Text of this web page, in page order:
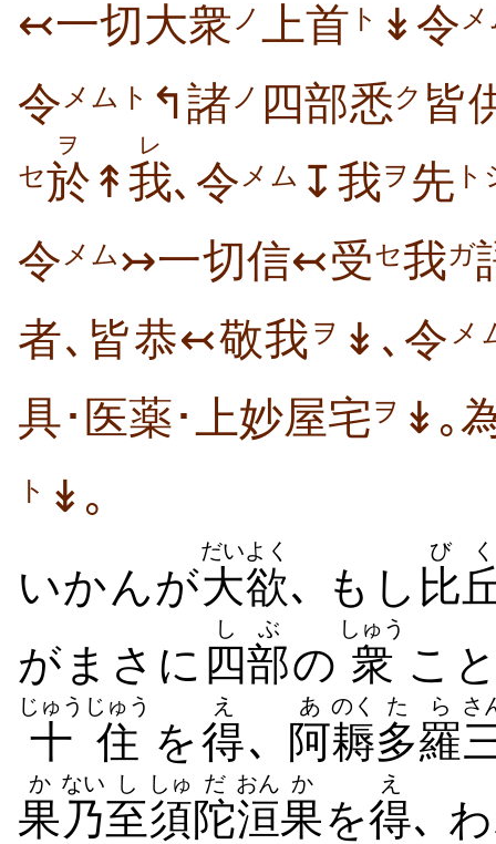
↢一切大衆 ノ 上首 ト ↡令
令 メムト ↰諸 ノ 四部悉ク 皆
セ於
ヲ
↟我
レ
､令 メム ↧我ヲ 先
令 メム↣一切信↢受セ我ガ
者､皆恭↢敬我 ヲ ↡､令 メ
具･医薬･上妙屋宅ヲ ↡｡
ト ↡｡
いかんが大欲
だいよく
､ もし 比
びく
がまさに 四部
しぶ
の 衆
しゅう
こ
十住
じゅうじゅう
を得
え
､ 阿
あ
耨
のく
多羅
たら さ
果
か
乃
ない
至
し
須
しゅ
陀
だ
洹
おん
果
か
を得
え
､